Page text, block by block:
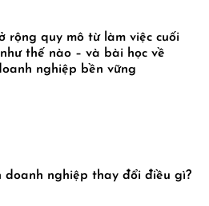
rộng quy mô từ làm việc cuối
thế nào – và bài học về
nghiệp bền vững
doanh nghiệp thay đổi điều gì?